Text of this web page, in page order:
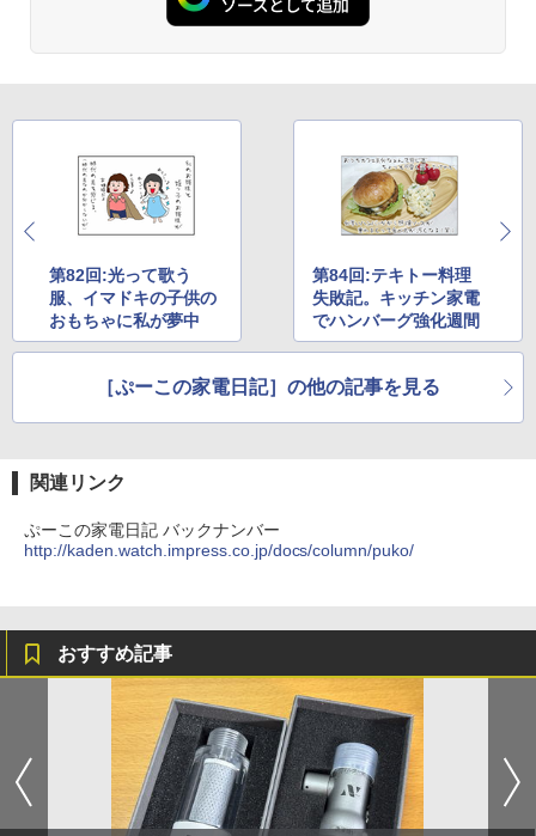
第82回:光って歌う
服、イマドキの子供の
おもちゃに私が夢中
第84回:テキトー料理
失敗記。キッチン家電
でハンバーグ強化週間
［ぷーこの家電日記］の他の記事を見る
関連リンク
ぷーこの家電日記 バックナンバー
http://kaden.watch.impress.co.jp/docs/column/puko/
おすすめ記事